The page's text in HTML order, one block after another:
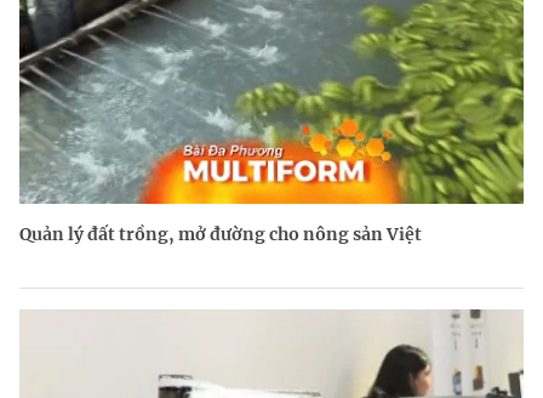
Quản lý đất trồng, mở đường cho nông sản Việt